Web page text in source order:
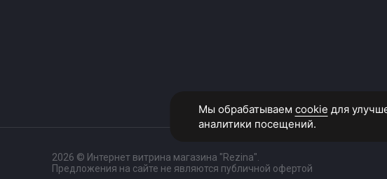
2026 © Интернет витрина магазина "Rezina".
Предложения на сайте не являются публичной офертой